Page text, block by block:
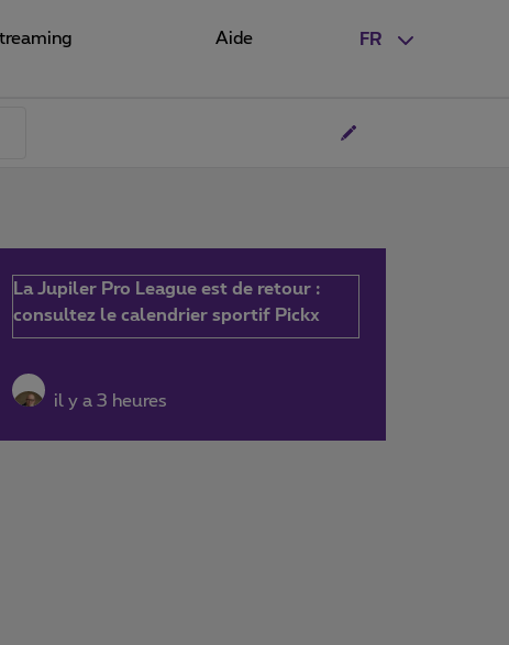
FR
Aide
La Jupiler Pro League est de retour :
consultez le calendrier sportif Pickx
il y a 3 heures